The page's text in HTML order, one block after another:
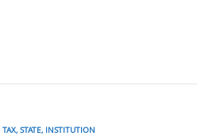
TAX, STATE, INSTITUTION